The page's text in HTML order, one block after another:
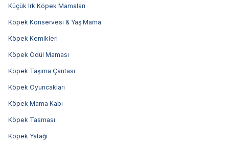
Küçük Irk Köpek Mamaları
Köpek Konservesi & Yaş Mama
Köpek Kemikleri
Köpek Ödül Maması
Köpek Taşıma Çantası
Köpek Oyuncakları
Köpek Mama Kabı
Köpek Tasması
Köpek Yatağı